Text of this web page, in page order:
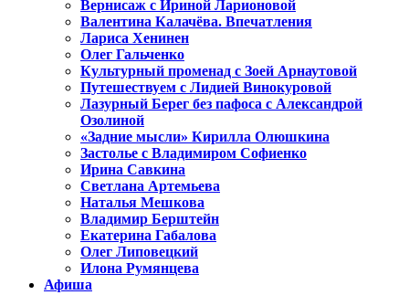
Вернисаж с Ириной Ларионовой
Валентина Калачёва. Впечатления
Лариса Хенинен
Олег Гальченко
Культурный променад с Зоей Арнаутовой
Путешествуем с Лидией Винокуровой
Лазурный Берег без пафоса с Александрой
Озолиной
«Задние мысли» Кирилла Олюшкина
Застолье с Владимиром Софиенко
Ирина Савкина
Светлана Артемьева
Наталья Мешкова
Владимир Берштейн
Екатерина Габалова
Олег Липовецкий
Илона Румянцева
Афиша